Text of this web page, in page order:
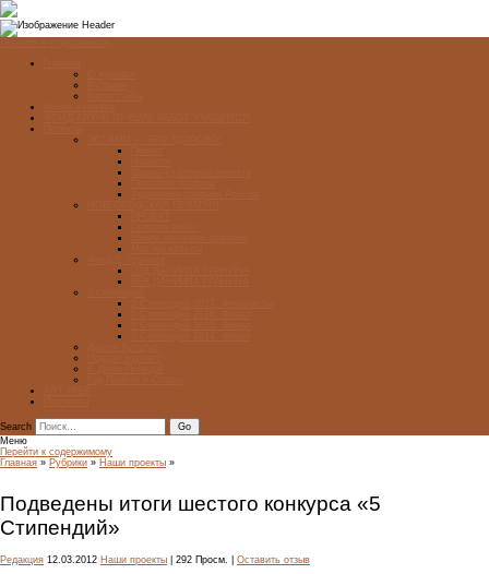
Search
Меню
Перейти к содержимому
Главная » Рубрики » Наши проекты »
Подведены итоги шестого конкурса «5
Стипендий»
Редакция 12.03.2012 Наши проекты | 292 Просм. | Оставить отзыв